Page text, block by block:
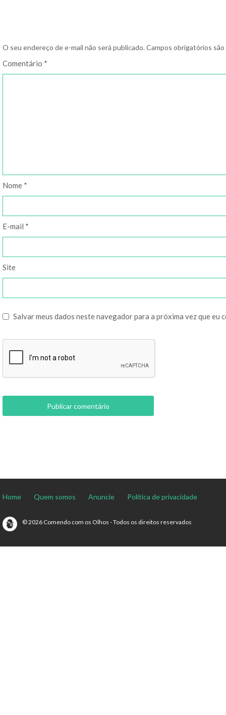
O seu endereço de e-mail não será publicado. Campos obrigatórios
Comentário *
Nome *
E-mail *
Site
Salvar meus dados neste navegador para a próxima vez que eu
Home Quem somos Anuncie Política de privacidade
© 2026 Comendo com os Olhos - Todos os direitos reservados